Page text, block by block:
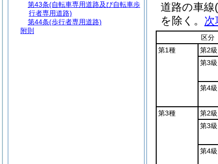
道路の車線
を除く。 次
区分
第1種
第2級
第3級
第4級
第3種
第2級
第3級
第4級
第43条(自転車専用道路及び自転車歩
行者専用道路)
第44条(歩行者専用道路)
附則